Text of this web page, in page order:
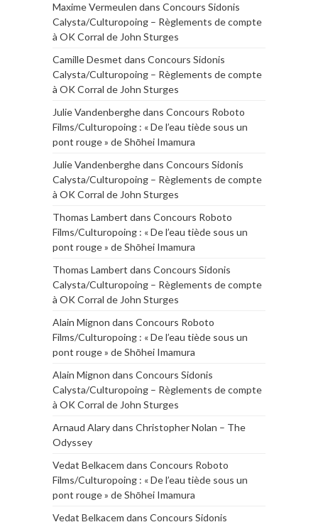
Maxime Vermeulen dans Concours Sidonis
Calysta/Culturopoing – Règlements de compte
à OK Corral de John Sturges
Camille Desmet dans Concours Sidonis
Calysta/Culturopoing – Règlements de compte
à OK Corral de John Sturges
Julie Vandenberghedans Concours Roboto
Films/Culturopoing : « De l’eau tiède sous un
pont rouge » de Shōhei Imamura
Julie Vandenberghedans Concours Sidonis
Calysta/Culturopoing – Règlements de compte
à OK Corral de John Sturges
Thomas Lambert dans Concours Roboto
Films/Culturopoing : « De l’eau tiède sous un
pont rouge » de Shōhei Imamura
Thomas Lambert dans Concours Sidonis
Calysta/Culturopoing – Règlements de compte
à OK Corral de John Sturges
Alain Mignon dans Concours Roboto
Films/Culturopoing : « De l’eau tiède sous un
pont rouge » de Shōhei Imamura
Alain Mignon dans Concours Sidonis
Calysta/Culturopoing – Règlements de compte
à OK Corral de John Sturges
Arnaud Alarydans Christopher Nolan – The
Odyssey
Vedat Belkacem dans Concours Roboto
Films/Culturopoing : « De l’eau tiède sous un
pont rouge » de Shōhei Imamura
Vedat Belkacem dans Concours Sidonis